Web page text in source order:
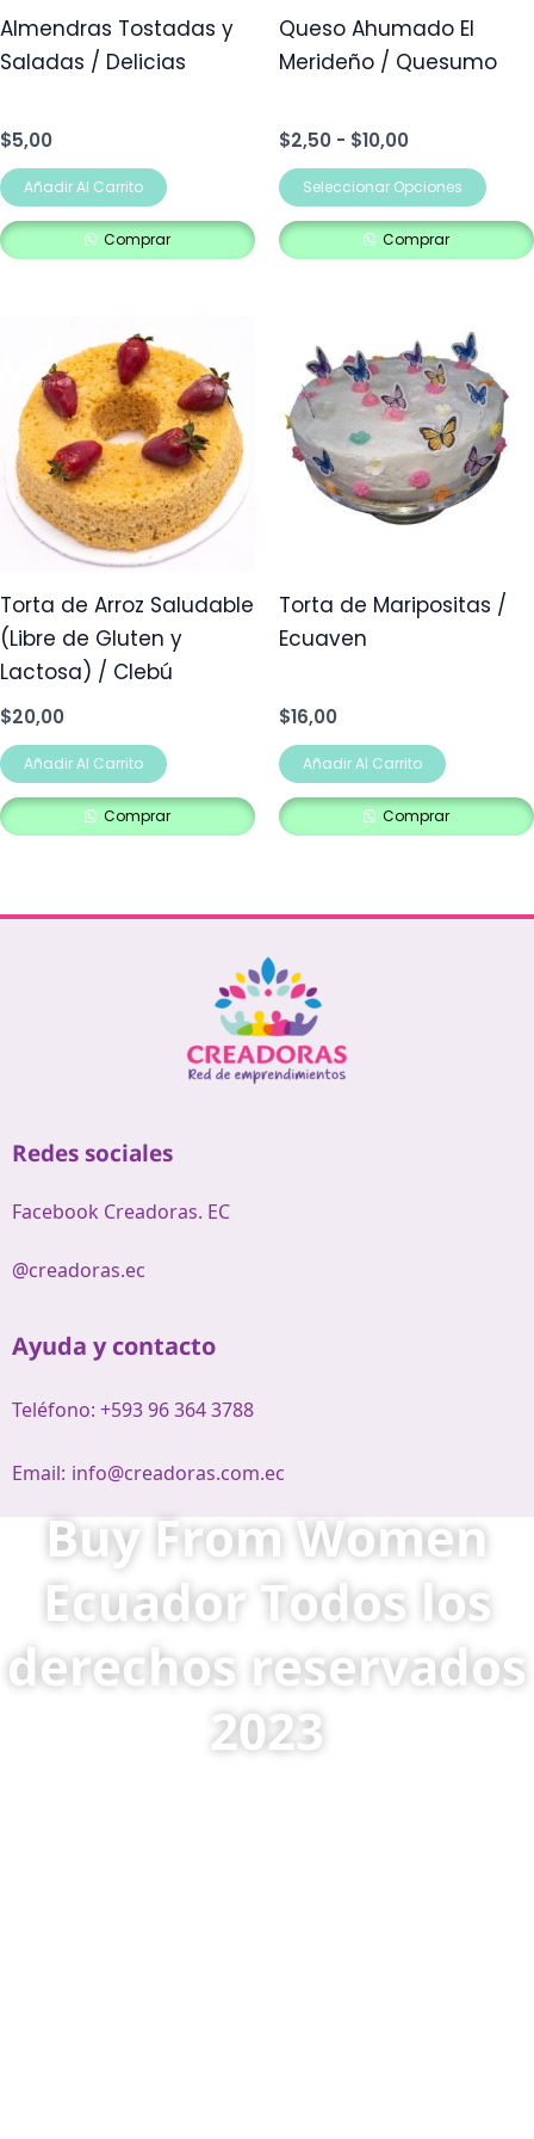
Almendras Tostadas y
Saladas / Delicias
$5,00
Añadir Al Carrito
Comprar
Queso Ahumado El
Merideño / Quesumo
$2,50 - $10,00
Seleccionar Opciones
de
Comprar
Torta de Arroz Saludable
(Libre de Gluten y
Lactosa) / Clebú
$20,00
Añadir Al Carrito
Comprar
Torta de Maripositas /
Ecuaven
$16,00
Añadir Al Carrito
Comprar
Redes sociales
Facebook Creadoras. EC
@creadoras.ec
Ayuda y contacto
Teléfono: +593 96 364 3788
Email: info@creadoras.com.ec
Buy From Women
Ecuador Todos los
derechos reservados
2023